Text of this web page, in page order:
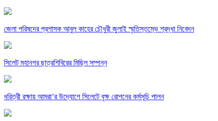
জেলা পরিষদের প্রশাসক আবুল কাহের চৌধুরী জুলাই স্মৃতিস্তম্ভে শ্রদ্ধা নিবেদন
সিলেট মহানগর ছাত্রশিবিরের মিছিল সম্পন্ন
ধরিত্রী রক্ষায় আমরা’র উদ্যোগে সিলেটে বৃক্ষ রোপনের কর্মসূচি পালন